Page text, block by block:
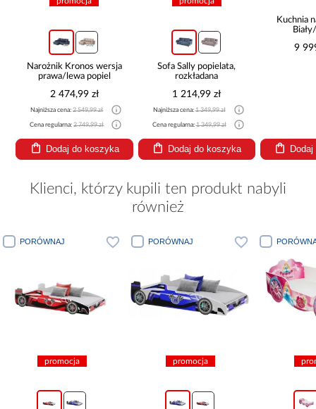
Narożnik Kronos wersja
prawa/lewa popiel
2 474,99 zł
Najniższa cena:2 549,99 zł
Cena regularna:2 749,99 zł
Dodaj do koszyka
Sofa Sally popielata,
rozkładana
1 214,99 zł
Najniższa cena:1 349,99 zł
Cena regularna:1 349,99 zł
Dodaj do koszyka
Kuchnia
9
Klienci, którzy kupili ten produkt nabyli
również
PORÓWNAJ
promocja
PORÓWNAJ
promocja